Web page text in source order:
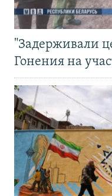
"Задерживали
Гонения на